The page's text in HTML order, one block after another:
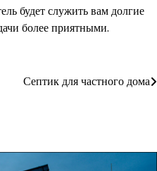
будет служить вам долгие
более приятными.
Септик для частного дома